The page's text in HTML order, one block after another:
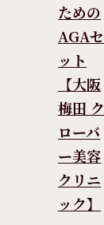
ための
AGAセ
ット
【大阪
梅田 ク
ローバ
ー美容
クリニ
ック】